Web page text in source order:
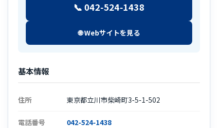
📞 042-524-1438
🌐 Webサイトを見る
基本情報
住所 東京都立川市柴崎町3-5-1-502
電話番号 042-524-1438